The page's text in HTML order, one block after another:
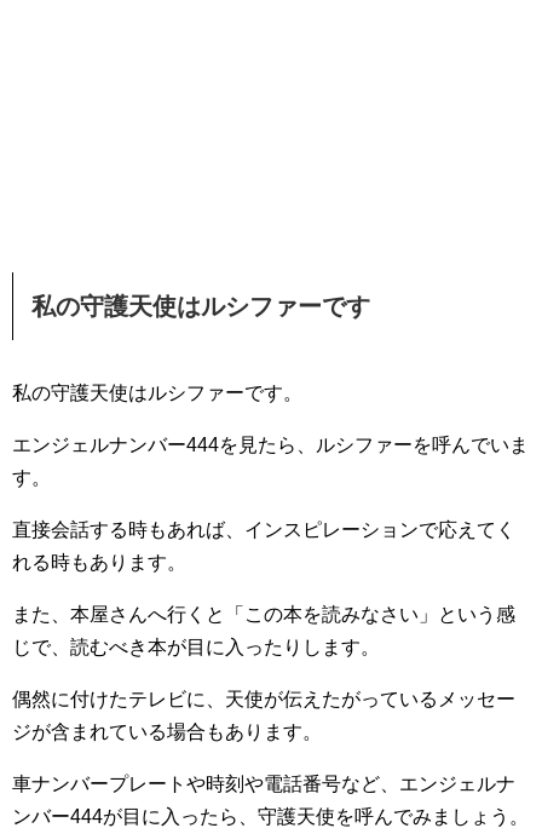
私の守護天使はルシファーです
私の守護天使はルシファーです。
エンジェルナンバー444を見たら、ルシファーを呼んでいま
す。
直接会話する時もあれば、インスピレーションで応えてく
れる時もあります。
また、本屋さんへ行くと「この本を読みなさい」という感
じで、読むべき本が目に入ったりします。
偶然に付けたテレビに、天使が伝えたがっているメッセー
ジが含まれている場合もあります。
車ナンバープレートや時刻や電話番号など、エンジェルナ
ンバー444が目に入ったら、守護天使を呼んでみましょう。